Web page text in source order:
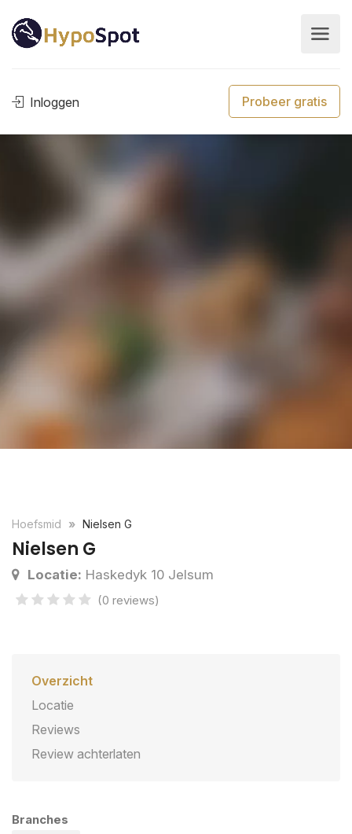
Inloggen Probeer gratis
Hoefsmid Nielsen G
Nielsen G
Locatie: Haskedyk 10 Jelsum
(0 reviews)
Overzicht
Locatie
Reviews
Review achterlaten
Branches